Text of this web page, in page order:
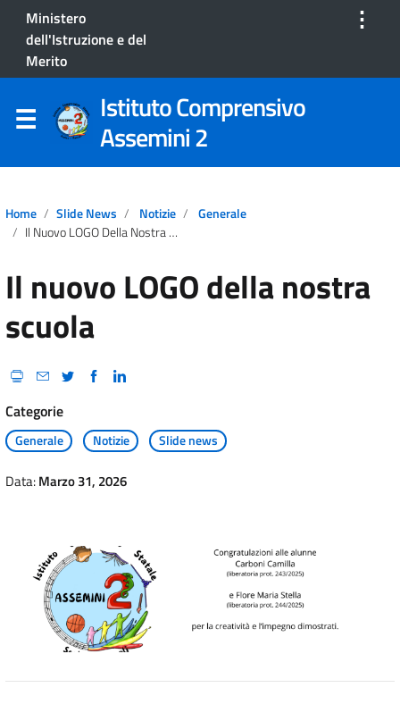
Ministero
dell'Istruzione e del
Merito
⋮
Istituto Comprensivo
Assemini 2
Home Slide News Notizie
Generale
Il Nuovo LOGO Della Nostra Scuola
Il nuovo LOGO della nostra
scuola
Categorie
Generale Notizie Slide news
Data:Marzo 31, 2026